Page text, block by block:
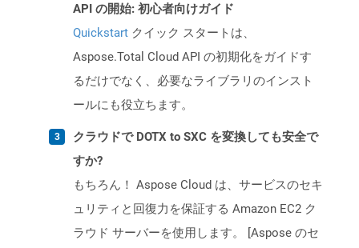
API の開始: 初心者向けガイド
Quickstart クイック スタートは、
Aspose.Total Cloud API の初期化をガイドす
るだけでなく、必要なライブラリのインスト
ールにも役立ちます。
クラウドで DOTX to SXC を変換しても安全で
すか?
もちろん！ Aspose Cloud は、サービスのセキ
ュリティと回復力を保証する Amazon EC2 ク
ラウド サーバーを使用します。 [Aspose のセ